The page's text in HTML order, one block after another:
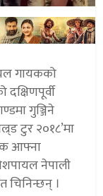
गायकको
गुञ्जिने
टुर २०१८’मा
आफ्ना
नेपाली
चिनिन्छन् ।